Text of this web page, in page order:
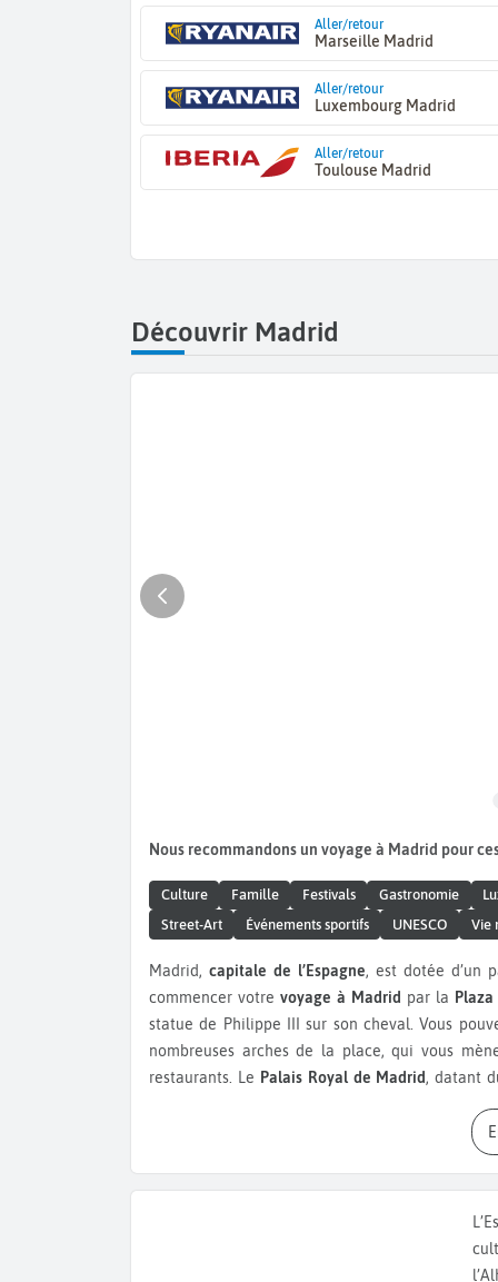
Aller/retour
Marseille Madrid
Aller/retour
Luxembourg Madrid
Aller/retour
Toulouse Madrid
Découvrir Madrid
Nous recommandons un voyage à Madrid pour
Culture Famille Festivals Gastronomie
Street-Art
Événements sportifs UNESCO Vie
Madrid, capitale de l’Espagne, est dotée d’un
commencer votrevoyage à Madrid par la
statue de Philippe III sur son cheval. Vous
nombreuses arches de la place, qui vous
restaurants. Le Palais Royal de Madrid, datant
bien le salon des Miroirs. Ne manquez pas la
somptueuse armurerie royale. En face du